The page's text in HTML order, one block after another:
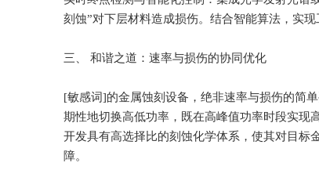
刻蚀”对下层材料造成损伤。结合智能算法，实
三、 和谐之道：速率与损伤的协同优化
[敏感词]的金属蚀刻设备，绝非速率与损伤的简
期性地切换高低功率，既在高峰值功率时段实现
开发具有高选择比的刻蚀化学体系，使其对目标
障。